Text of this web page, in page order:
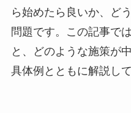
ら始めたら良いか、ど
問題です。この記事で
と、どのような施策が
具体例とともに解説し